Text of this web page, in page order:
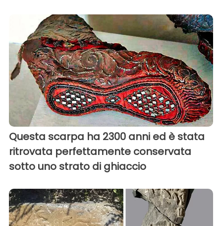
Questa scarpa ha 2300 anni ed è stata
ritrovata perfettamente conservata
sotto uno strato di ghiaccio